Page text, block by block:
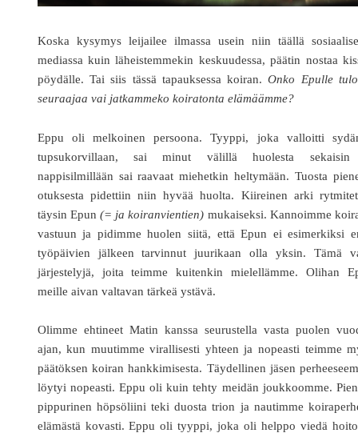
Koska kysymys leijailee ilmassa usein niin täällä
mediassa kuin läheistemmekin keskuudessa, päätin nostaa
pöydälle. Tai siis tässä tapauksessa koiran.Onko Epulle
seuraajaa vai jatkammeko koiratonta elämäämme?
Eppu oli melkoinen persoona. Tyyppi, joka valloitti
tupsukorvillaan, sai minut välillä huolesta
nappisilmillään sai raavaat miehetkin heltymään. Tuosta
otuksesta pidettiin niin hyvää huolta. Kiireinen arki
täysin Epun(= ja koiranvientien) mukaiseksi. Kannoimme
vastuun ja pidimme huolen siitä, että Epun ei esimerkiksi
työpäivien jälkeen tarvinnut juurikaan olla yksin. Tämä
järjestelyjä, joita teimme kuitenkin mielellämme. Olihan
meille aivan valtavan tärkeä ystävä.
Olimme ehtineet Matin kanssa seurustella vasta puolen
ajan, kun muutimme virallisesti yhteen ja nopeasti teimme
päätöksen koiran hankkimisesta. Täydellinen jäsen
löytyi nopeasti. Eppu oli kuin tehty meidän joukkoomme.
pippurinen höpsöliini teki duosta trion ja nautimme
elämästä kovasti. Eppu oli tyyppi, joka oli helppo viedä